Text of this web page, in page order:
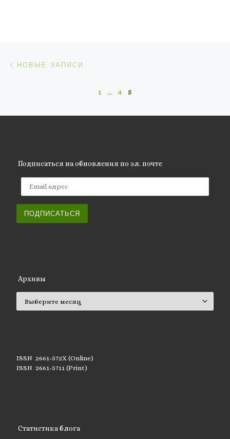
НОВЫЕ ЗАПИСИ
1 … 4 5
Подписаться на обновления по эл. почте
ПОДПИСАТЬСЯ
Архивы
ISSN 2661-572X (Online)
ISSN 2661-5711 (Print)
Статистика блога